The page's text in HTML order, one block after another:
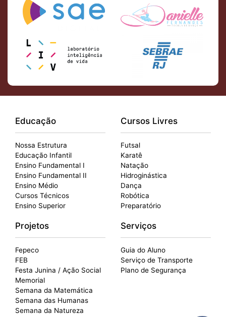
Educação
Nossa Estrutura
Educação Infantil
Ensino Fundamental I
Ensino Fundamental II
Ensino Médio
Cursos Técnicos
Ensino Superior
Cursos Livres
Futsal
Karatê
Natação
Hidroginástica
Dança
Robótica
Preparatório
Projetos
Fepeco
FEB
Festa Junina / Ação Social
Memorial
Semana da Matemática
Semana das Humanas
Semana da Natureza
Serviços
Guia do Aluno
Serviço de Transporte
Plano de Segurança